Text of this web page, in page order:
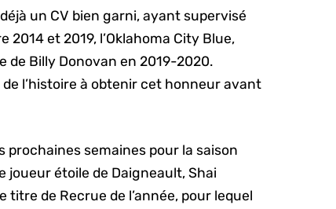
un CV bien garni, ayant supervisé
2014 et 2019, l’Oklahoma City Blue,
de Billy Donovan en 2019-2020.
de l’histoire à obtenir cet honneur avant
prochaines semaines pour la saison
joueur étoile de Daigneault, Shai
de Recrue de l’année, pour lequel